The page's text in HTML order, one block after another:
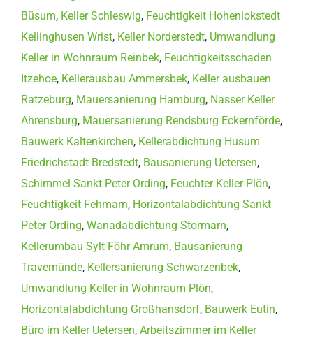
Büsum, Keller Schleswig, Feuchtigkeit Hohenlokstedt
Kellinghusen Wrist, Keller Norderstedt, Umwandlung
Keller in Wohnraum Reinbek, Feuchtigkeitsschaden
Itzehoe, Kellerausbau Ammersbek, Keller ausbauen
Ratzeburg, Mauersanierung Hamburg, Nasser Keller
Ahrensburg, Mauersanierung Rendsburg Eckernförde,
Bauwerk Kaltenkirchen, Kellerabdichtung Husum
Friedrichstadt Bredstedt, Bausanierung Uetersen,
Schimmel Sankt Peter Ording, Feuchter Keller Plön,
Feuchtigkeit Fehmarn, Horizontalabdichtung Sankt
Peter Ording, Wanadabdichtung Stormarn,
Kellerumbau Sylt Föhr Amrum, Bausanierung
Travemünde, Kellersanierung Schwarzenbek,
Umwandlung Keller in Wohnraum Plön,
Horizontalabdichtung Großhansdorf, Bauwerk Eutin,
Büro im Keller Uetersen, Arbeitszimmer im Keller